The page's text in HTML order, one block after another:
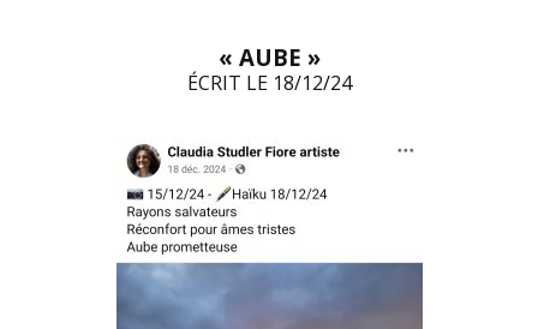
« AUBE »
ÉCRIT LE 18/12/24